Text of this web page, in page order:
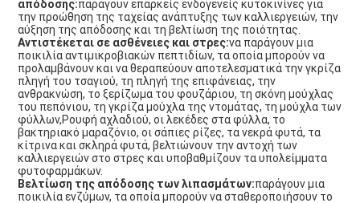
απόδοσης:παράγουν επαρκείς ενδογενείς κυτοκινίνες για
την προώθηση της ταχείας ανάπτυξης των καλλιεργειών, την
αύξηση της απόδοσης και τη βελτίωση της ποιότητας.
Αντιστέκεται σε ασθένειες και στρες:να παράγουν μια
ποικιλία αντιμικροβιακών πεπτιδίων, τα οποία μπορούν να
προλαμβάνουν και να θεραπεύουν αποτελεσματικά την γκρίζα
πληγή του τσαγιού, τη πληγή της επιφάνειας, την
ανθρακνώση, το ξερίζωμα του φουζάριου, τη σκόνη μούχλας
του πεπόνιου, τη γκρίζα μούχλα της ντομάτας, τη μούχλα των
φύλλων,Ρουφή αχλαδιού, οι λεκέδες στα φύλλα, το
βακτηριακό μαραζόνιο, οι σάπιες ρίζες, τα νεκρά φυτά, τα
κίτρινα και σκληρά φυτά, βελτιώνουν την αντοχή των
καλλιεργειών στο στρες και υποβαθμίζουν τα υπολείμματα
φυτοφαρμάκων.
Βελτίωση της απόδοσης των λιπασμάτων:παράγουν μια
ποικιλία ενζύμων, τα οποία μπορούν να σταθεροποιήσουν το